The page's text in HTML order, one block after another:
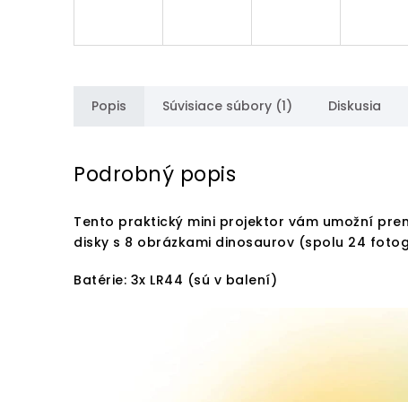
Popis Súvisiace súbory (1) Diskusia
Podrobný popis
Tento praktický mini projektor vám umožní
disky s 8 obrázkami dinosaurov (spolu 24
Batérie: 3x LR44 (sú v balení)